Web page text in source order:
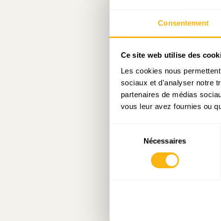
Consentement
Ce site web utilise des
Les cookies nous
sociaux et d'analyser notre
partenaires de médias
vous leur avez fournies ou
consentement
Nécessaires
pendant
avant
revenus, il
année
et
complète
pécuniaire
Le
plus